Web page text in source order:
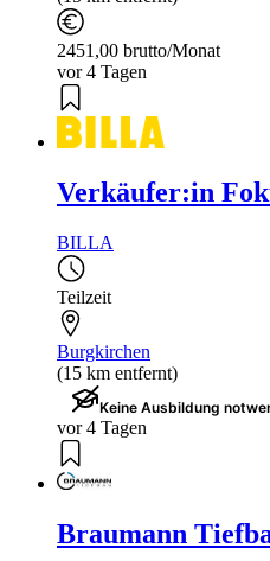
2451,00 brutto/Monat
vor 4 Tagen
Verkäufer:in
BILLA
Teilzeit
Burgkirchen
(15 km entfernt)
Keine Ausbildung
vor 4 Tagen
Braumann